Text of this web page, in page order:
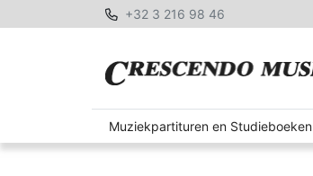
+32 3 216 98 46
Muziekpartituren en Studieboeken